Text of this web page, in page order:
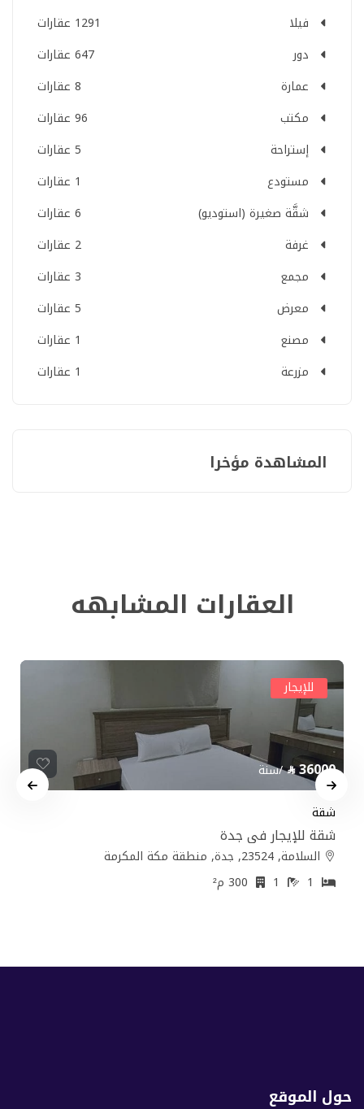
فيلا
1291 عقارات
دور
647 عقارات
عمارة
8 عقارات
مكتب
96 عقارات
إستراحة
5 عقارات
مستودع
1 عقارات
شقَّة صغيرة (استوديو)
6 عقارات
غرفة
2 عقارات
مجمع
3 عقارات
معرض
5 عقارات
مصنع
1 عقارات
مزرعة
1 عقارات
المشاهدة مؤخرا
العقارات المشابهه
للإيجار
36000 /سنة
شقة
شقة للإيجار في جدة
السلامة, 23524, جدة, منطقة مكة المكرمة
حول الموقع